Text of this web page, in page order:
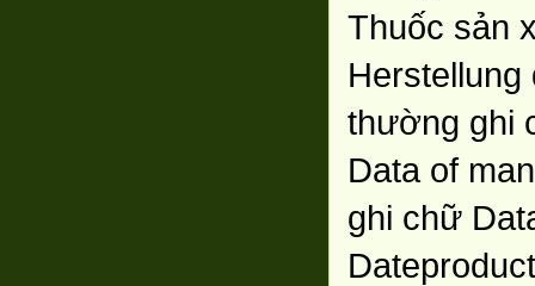
Thuốc sản
thường ghi
Data of
ghi chữ